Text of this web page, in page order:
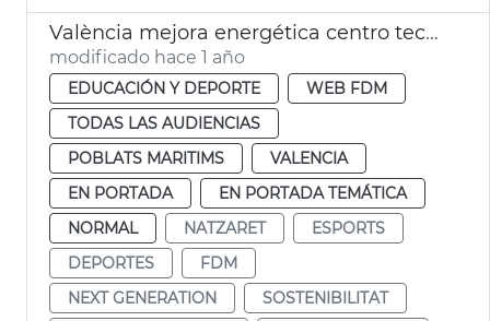
València mejora energética centro tecnificación pelota Natzaret
modificado hace 1 año
EDUCACIÓN Y DEPORTE
WEB FDM
TODAS LAS AUDIENCIAS
POBLATS MARITIMS
VALENCIA
EN PORTADA
EN PORTADA TEMÁTICA
NORMAL
NATZARET
ESPORTS
DEPORTES
FDM
NEXT GENERATION
SOSTENIBILITAT